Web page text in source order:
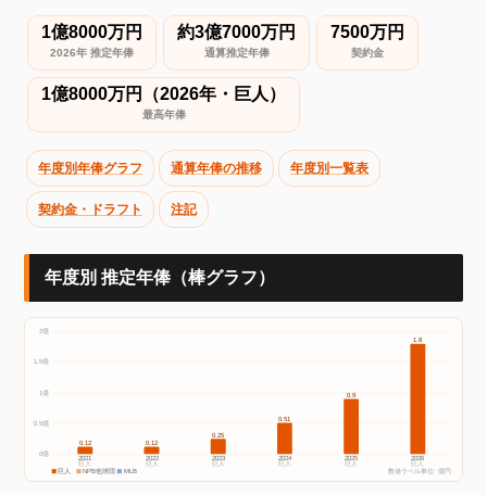
1億8000万円
2026年 推定年俸
約3億7000万円
通算推定年俸
7500万円
契約金
1億8000万円（2026年・巨人）
最高年俸
年度別年俸グラフ 通算年俸の推移 年度別一覧表
契約金・ドラフト 注記
年度別 推定年俸（棒グラフ）
0億
0.5億
1億
1.5億
2億
0.12
2021
巨人
0.12
2022
巨人
0.25
2023
巨人
0.51
2024
巨人
0.9
2025
巨人
1.8
2026
巨人
巨人
NPB他球団 MLB 数値ラベル単位: 億円